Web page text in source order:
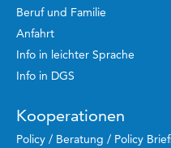
Beruf und Familie
Anfahrt
Info in leichter Sprache
Info in DGS
Kooperationen
Policy / Beratung / Policy